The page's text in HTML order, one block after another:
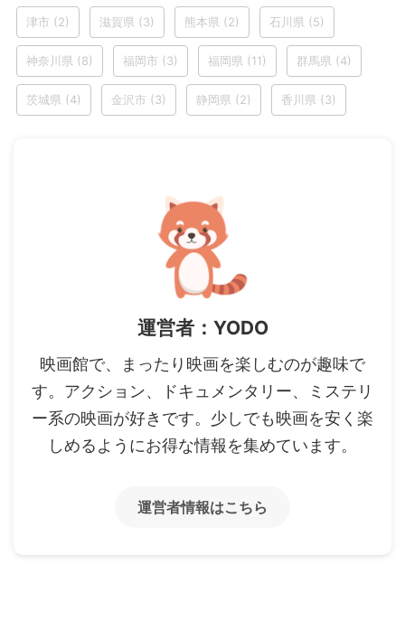
津市 (2) 滋賀県 (3) 熊本県 (2) 石川県 (5)
神奈川県 (8) 福岡市 (3) 福岡県 (11) 群馬県 (4)
茨城県 (4) 金沢市 (3) 静岡県 (2) 香川県 (3)
運営者：YODO
映画館で、まったり映画を楽しむのが趣味で
す。アクション、ドキュメンタリー、ミステリ
ー系の映画が好きです。少しでも映画を安く楽
しめるようにお得な情報を集めています。
運営者情報はこちら